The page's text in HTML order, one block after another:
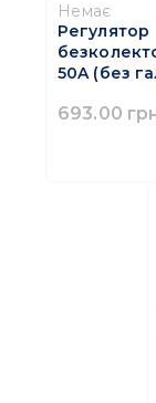
Немає
Регулятор
50A (без
693.00